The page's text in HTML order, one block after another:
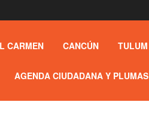
CARMEN CANCÚN TULUM
AGENDA CIUDADANA Y PLUMAS